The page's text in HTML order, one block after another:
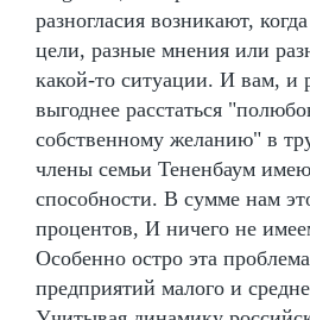
разногласия возникают,
цели, разные мнения или
какой-то ситуации. И вам, и
выгоднее расстаться
собственному желанию" в
члены семьи Тененбаум
способности. В сумме нам
процентов, И ничего не
Особенно остро эта
предприятий малого и